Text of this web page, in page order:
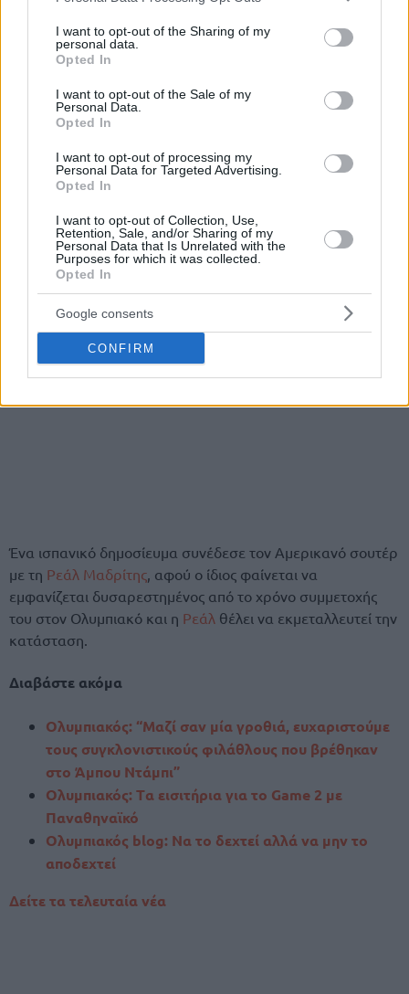
not limited to your visit or usage behaviour. You may click to
grant or deny consent to Google and its third-party tags to
use your data for below specified purposes in below Google
consent section.
I want to opt-out of the Sharing of my
personal data.
Opted In
I want to opt-out of the Sale of my
Personal Data.
Opted In
I want to opt-out of processing my
Personal Data for Targeted Advertising.
Opted In
I want to opt-out of Collection, Use,
Retention, Sale, and/or Sharing of my
Personal Data that Is Unrelated with the
Purposes for which it was collected.
Opted In
Google consents
CONFIRM
Ένα ισπανικό δημοσίευμα συνέδεσε τον Αμερικανό σουτέρ
με τη Ρεάλ Μαδρίτης, αφού ο ίδιος φαίνεται να
εμφανίζεται δυσαρεστημένος από το χρόνο συμμετοχής
του στον Ολυμπιακό και η Ρεάλ θέλει να εκμεταλλευτεί την
κατάσταση.
Διαβάστε ακόμα
Ολυμπιακός: “Μαζί σαν μία γροθιά, ευχαριστούμε
τους συγκλονιστικούς φιλάθλους που βρέθηκαν
στο Άμπου Ντάμπι”
Ολυμπιακός: Tα εισιτήρια για το Game 2 με
Παναθηναϊκό
Ολυμπιακός blog: Να το δεχτεί αλλά να μην το
αποδεχτεί
Δείτε τα τελευταία νέα